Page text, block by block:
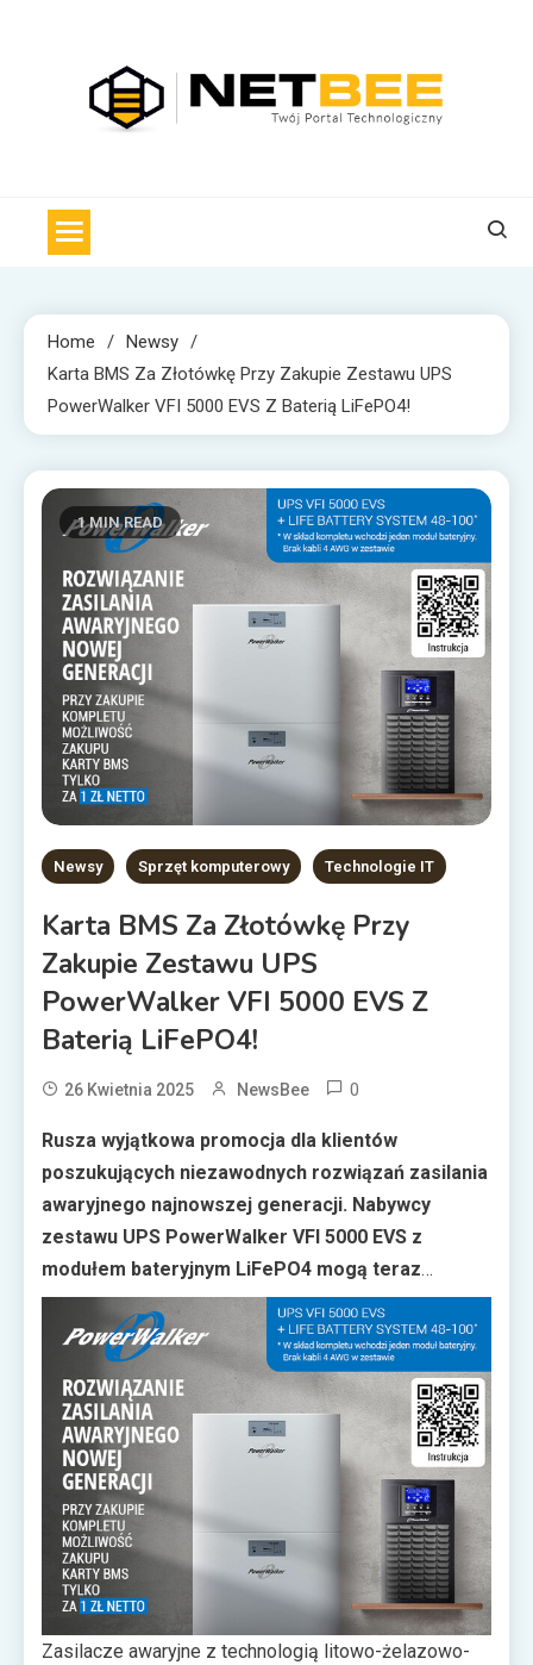
Home
Newsy
Karta BMS Za Złotówkę Przy Zakupie Zestawu UPS
PowerWalker VFI 5000 EVS Z Baterią LiFePO4!
1 MIN READ
Newsy Sprzęt komputerowy Technologie IT
Karta BMS Za Złotówkę Przy
Zakupie Zestawu UPS
PowerWalker VFI 5000 EVS Z
Baterią LiFePO4!
26 Kwietnia 2025 NewsBee 0
Rusza wyjątkowa promocja dla klientów
poszukujących niezawodnych rozwiązań zasilania
awaryjnego najnowszej generacji. Nabywcy
zestawu UPS PowerWalker VFI 5000 EVS z
modułem bateryjnym LiFePO4 mogą teraz
otrzymać profesjonalną kartę BMS za
symboliczną złotówkę.
Zasilacze awaryjne z technologią litowo-żelazowo-